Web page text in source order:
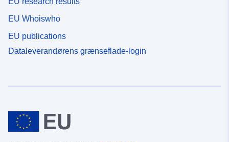
EU Whoiswho
EU publications
Dataleverandørens grænseflade-login